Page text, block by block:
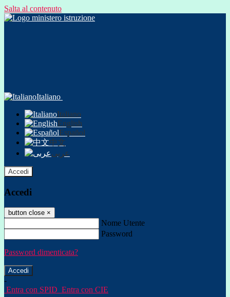
Salta al contenuto
Italiano
Italiano
English
Español
中文
عربى
Accedi
Accedi
button close ×
Nome Utente
Password
Password dimenticata?
-
Entra con SPID Entra con CIE